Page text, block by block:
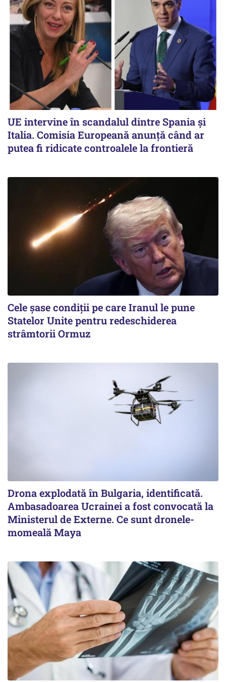
UE intervine în scandalul dintre Spania și
Italia. Comisia Europeană anunță când ar
putea fi ridicate controalele la frontieră
Cele șase condiții pe care Iranul le pune
Statelor Unite pentru redeschiderea
strâmtorii Ormuz
Drona explodată în Bulgaria, identificată.
Ambasadoarea Ucrainei a fost convocată la
Ministerul de Externe. Ce sunt dronele-
momeală Maya